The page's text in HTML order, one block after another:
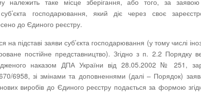
таке місце зберігання, або того, за заявою
господарювання, який діє через своє
до Єдиного реєстру.
підставі заяви суб’єкта господарювання (у тому числі
постійне представництво). Згідно з п. 2.2 Порядку
наказом ДПА України від 28.05.2002 № 251,
6958, зі змінами та доповненнями (далі – Порядок)
виробів до Єдиного реєстру подається за формою